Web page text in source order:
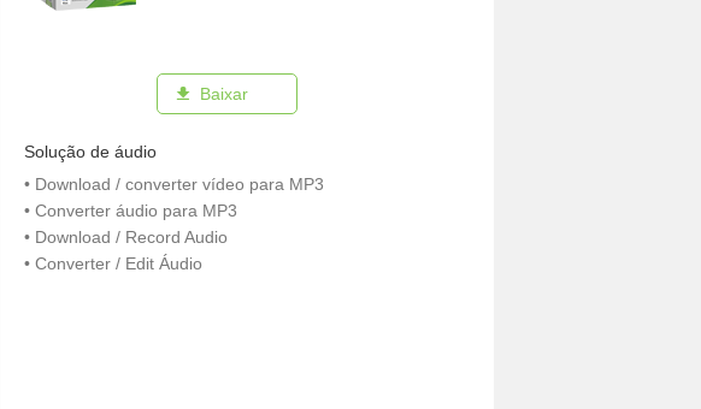
Baixar
Solução de áudio
• Download / converter vídeo para MP3
• Converter áudio para MP3
• Download / Record Audio
• Converter / Edit Áudio